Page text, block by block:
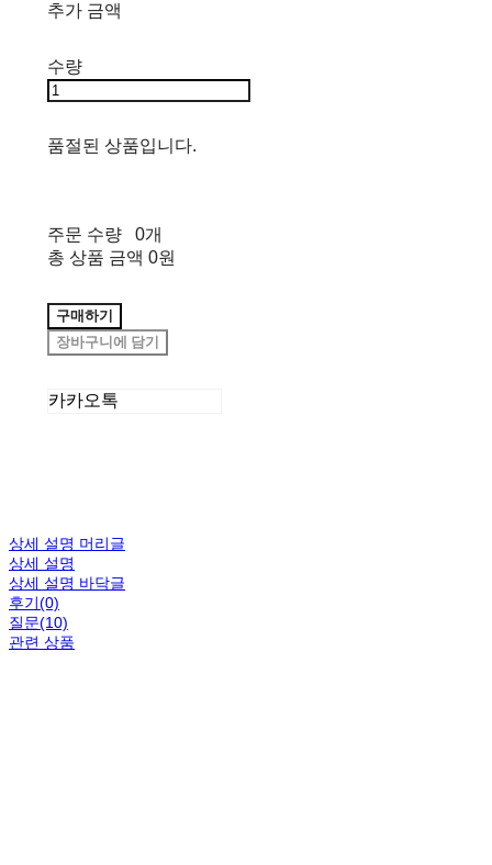
추가 금액
수량
품절된 상품입니다.
주문 수량
0개
총 상품 금액 0원
구매하기
장바구니에 담기
카카오톡
상세 설명 머리글
상세 설명
상세 설명 바닥글
후기(0)
질문(10)
관련 상품